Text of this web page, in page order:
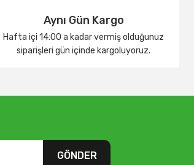
Aynı Gün Kargo
Hafta içi 14:00 a kadar vermiş olduğunuz
siparişleri gün içinde kargoluyoruz.
GÖNDER